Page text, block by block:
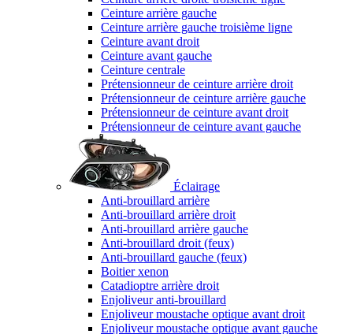
Ceinture arrière gauche
Ceinture arrière gauche troisième ligne
Ceinture avant droit
Ceinture avant gauche
Ceinture centrale
Prétensionneur de ceinture arrière droit
Prétensionneur de ceinture arrière gauche
Prétensionneur de ceinture avant droit
Prétensionneur de ceinture avant gauche
Éclairage
Anti-brouillard arrière
Anti-brouillard arrière droit
Anti-brouillard arrière gauche
Anti-brouillard droit (feux)
Anti-brouillard gauche (feux)
Boitier xenon
Catadioptre arrière droit
Enjoliveur anti-brouillard
Enjoliveur moustache optique avant droit
Enjoliveur moustache optique avant gauche